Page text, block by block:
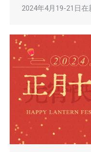
2024年4月19-21日